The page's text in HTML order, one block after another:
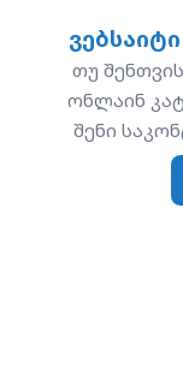
თუ
ონლაინ
შენი